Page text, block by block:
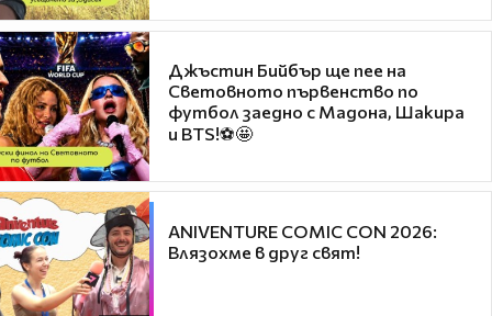
Джъстин Бийбър ще пее на
Световното първенство по
футбол заедно с Мадона, Шакира
и BTS!⚽🤩
ANIVENTURE COMIC CON 2026:
Влязохме в друг свят!